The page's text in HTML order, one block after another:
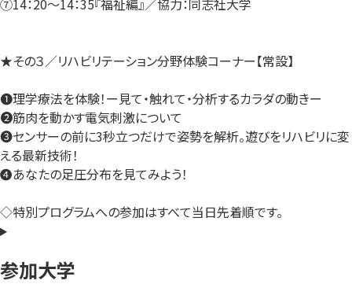
⑦14：20～14：35『福祉編』／協力：同志社大学
★その３／リハビリテーション分野体験コーナー【常設】
❶理学療法を体験！ー見て・触れて・分析するカラダの動きー
❷筋肉を動かす電気刺激について
❸センサーの前に3秒立つだけで姿勢を解析。遊びをリハビリに変
える最新技術！
❹あなたの足圧分布を見てみよう！
◇特別プログラムへの参加はすべて当日先着順です。
参加大学